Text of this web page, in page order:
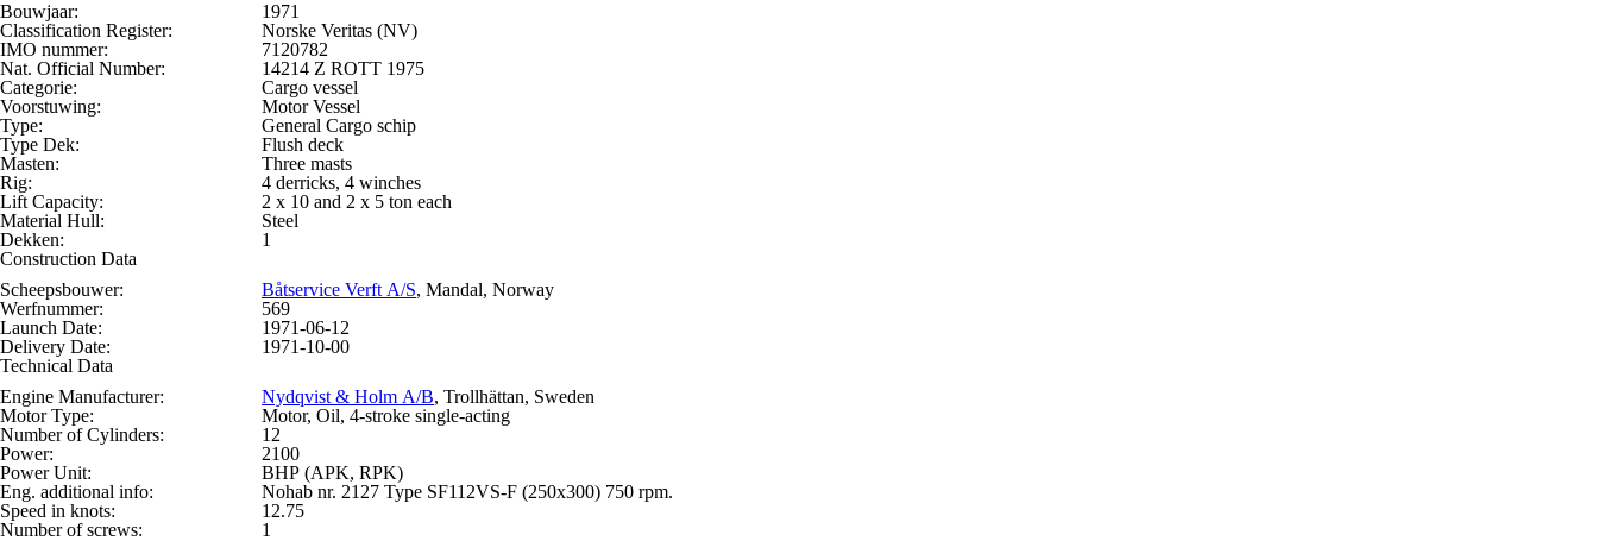
Bouwjaar:
1971
Classification Register:
Norske Veritas (NV)
IMO nummer:
7120782
Nat. Official Number:
14214 Z ROTT 1975
Categorie:
Cargo vessel
Voorstuwing:
Motor Vessel
Type:
General Cargo schip
Type Dek:
Flush deck
Masten:
Three masts
Rig:
4 derricks, 4 winches
Lift Capacity:
2 x 10 and 2 x 5 ton each
Material Hull:
Steel
Dekken:
1
Construction Data
Scheepsbouwer:
Båtservice Verft A/S, Mandal, Norway
Werfnummer:
569
Launch Date:
1971-06-12
Delivery Date:
1971-10-00
Technical Data
Engine Manufacturer:
Nydqvist & Holm A/B, Trollhättan, Sweden
Motor Type:
Motor, Oil, 4-stroke single-acting
Number of Cylinders:
12
Power:
2100
Power Unit:
BHP (APK, RPK)
Eng. additional info:
Nohab nr. 2127 Type SF112VS-F (250x300) 750 rpm.
Speed in knots:
12.75
Number of screws:
1